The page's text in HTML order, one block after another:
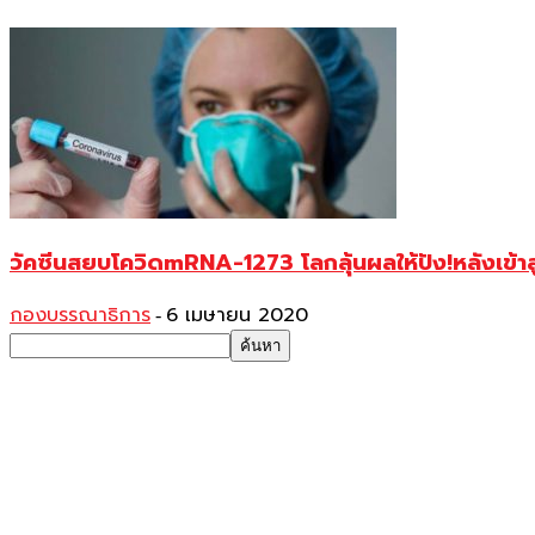
วัคซีนสยบโควิดmRNA-1273 โลกลุ้นผลให้ปัง!หลังเ
กองบรรณาธิการ - 6 เมษายน 2020